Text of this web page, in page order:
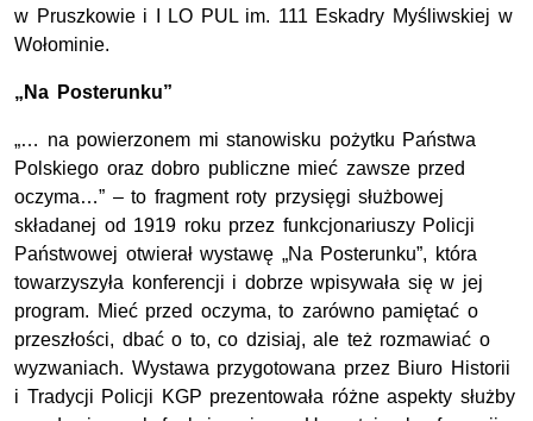
w Pruszkowie i I LO PUL im. 111 Eskadry Myśliwskiej w
Wołominie.
„Na Posterunku”
„… na powierzonem mi stanowisku pożytku Państwa
Polskiego oraz dobro publiczne mieć zawsze przed
oczyma…” – to fragment roty przysięgi służbowej
składanej od 1919 roku przez funkcjonariuszy Policji
Państwowej otwierał wystawę „Na Posterunku”, która
towarzyszyła konferencji i dobrze wpisywała się w jej
program. Mieć przed oczyma, to zarówno pamiętać o
przeszłości, dbać o to, co dzisiaj, ale też rozmawiać o
wyzwaniach. Wystawa przygotowana przez Biuro Historii
i Tradycji Policji KGP prezentowała różne aspekty służby